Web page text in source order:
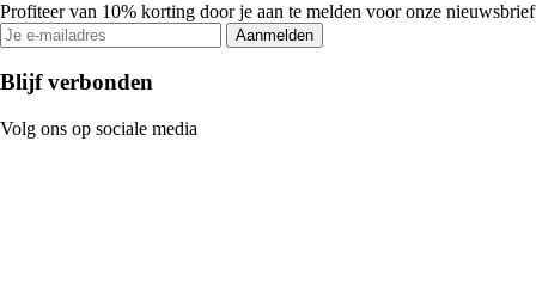
Profiteer van 10% korting door je aan te melden voor onze nieuwsbrief
Aanmelden
Blijf verbonden
Volg ons op sociale media